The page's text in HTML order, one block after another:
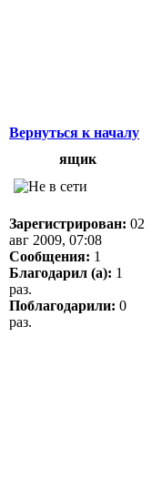
Вернуться к началу
ящик
Зарегистрирован: 02
авг 2009, 07:08
Сообщения: 1
Благодарил (а): 1
раз.
Поблагодарили: 0
раз.